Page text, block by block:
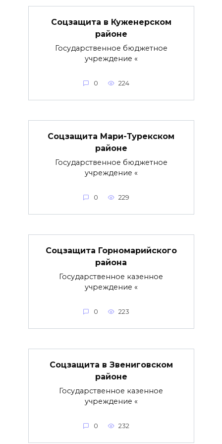
Соцзащита в Куженерском
районе
Государственное бюджетное
учреждение «
0 224
Соцзащита Мари-Турекском
районе
Государственное бюджетное
учреждение «
0 229
Соцзащита Горномарийского
района
Государственное казенное
учреждение «
0 223
Соцзащита в Звениговском
районе
Государственное казенное
учреждение «
0 232